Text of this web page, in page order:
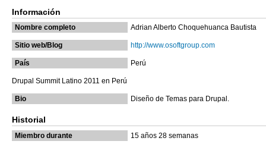
Información
Nombre completo Adrian Alberto Choquehuanca Bautista
Sitio web/Blog http://www.osoftgroup.com
País Perú
Drupal Summit Latino 2011 en Perú
Bio Diseño de Temas para Drupal.
Historial
Miembro durante 15 años 28 semanas